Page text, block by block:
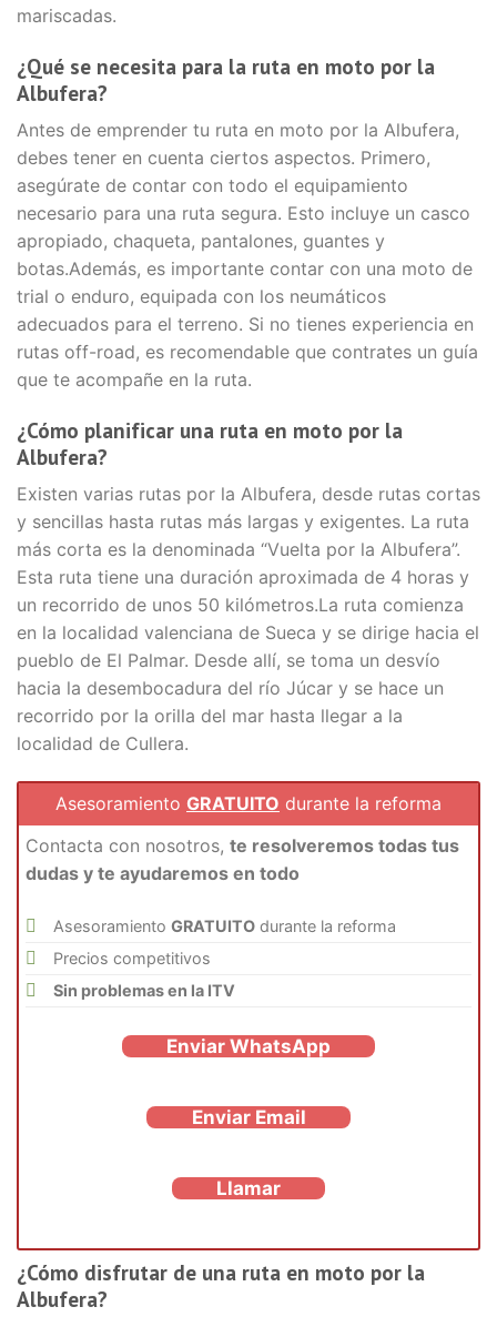
mariscadas.
¿Qué se necesita para la ruta en moto por la
Albufera?
Antes de emprender tu ruta en moto por la Albufera,
debes tener en cuenta ciertos aspectos. Primero,
asegúrate de contar con todo el equipamiento
necesario para una ruta segura. Esto incluye un casco
apropiado, chaqueta, pantalones, guantes y
botas.Además, es importante contar con una moto de
trial o enduro, equipada con los neumáticos
adecuados para el terreno. Si no tienes experiencia en
rutas off-road, es recomendable que contrates un guía
que te acompañe en la ruta.
¿Cómo planificar una ruta en moto por la
Albufera?
Existen varias rutas por la Albufera, desde rutas cortas
y sencillas hasta rutas más largas y exigentes. La ruta
más corta es la denominada “Vuelta por la Albufera”.
Esta ruta tiene una duración aproximada de 4 horas y
un recorrido de unos 50 kilómetros.La ruta comienza
en la localidad valenciana de Sueca y se dirige hacia el
pueblo de El Palmar. Desde allí, se toma un desvío
hacia la desembocadura del río Júcar y se hace un
recorrido por la orilla del mar hasta llegar a la
localidad de Cullera.
Asesoramiento GRATUITO durante la reforma
Contacta con nosotros,te resolveremos todas tus
dudas y te ayudaremos en todo
AsesoramientoGRATUITO durante la reforma
Precios competitivos
Sin problemas en la ITV
Enviar WhatsApp
Enviar Email
Llamar
¿Cómo disfrutar de una ruta en moto por la
Albufera?